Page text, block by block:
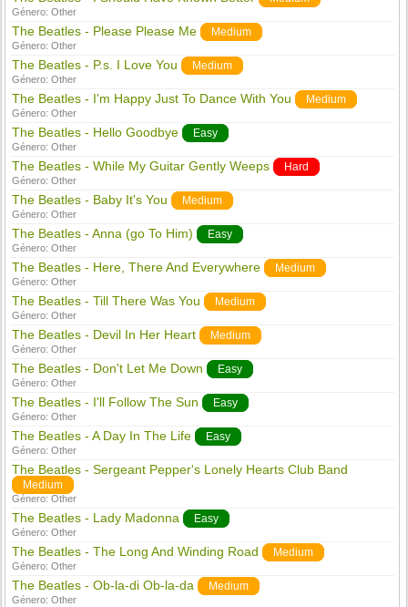
Género:Other
The Beatles - Please Please Me Medium
Género:Other
The Beatles - P.s. I Love You Medium
Género:Other
The Beatles - I'm Happy Just To Dance With You Medium
Género:Other
The Beatles - Hello Goodbye Easy
Género:Other
The Beatles - While My Guitar Gently Weeps Hard
Género:Other
The Beatles - Baby It's You Medium
Género:Other
The Beatles - Anna (go To Him) Easy
Género:Other
The Beatles - Here, There And Everywhere Medium
Género:Other
The Beatles - Till There Was You Medium
Género:Other
The Beatles - Devil In Her Heart Medium
Género:Other
The Beatles - Don't Let Me Down Easy
Género:Other
The Beatles - I'll Follow The Sun Easy
Género:Other
The Beatles - A Day In The Life Easy
Género:Other
The Beatles - Sergeant Pepper's Lonely Hearts Club Band
Medium
Género:Other
The Beatles - Lady Madonna Easy
Género:Other
The Beatles - The Long And Winding Road Medium
Género:Other
The Beatles - Ob-la-di Ob-la-da Medium
Género:Other